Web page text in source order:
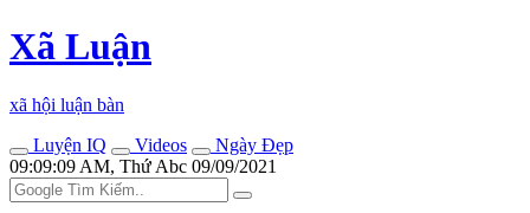
Xã Luận
xã hội luận bàn
Luyện IQ
Videos
Ngày Đẹp
09:09:09 AM, Thứ Abc 09/09/2021